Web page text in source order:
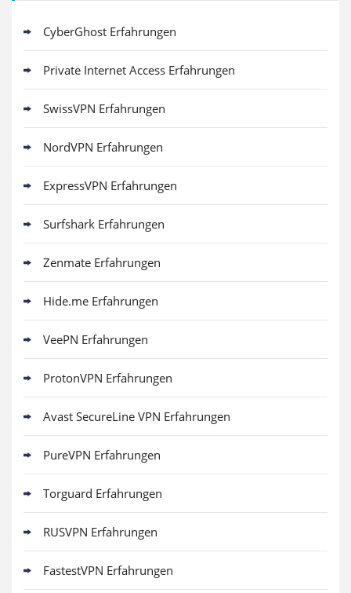
CyberGhost Erfahrungen
Private Internet Access Erfahrungen
SwissVPN Erfahrungen
NordVPN Erfahrungen
ExpressVPN Erfahrungen
Surfshark Erfahrungen
Zenmate Erfahrungen
Hide.me Erfahrungen
VeePN Erfahrungen
ProtonVPN Erfahrungen
Avast SecureLine VPN Erfahrungen
PureVPN Erfahrungen
Torguard Erfahrungen
RUSVPN Erfahrungen
FastestVPN Erfahrungen